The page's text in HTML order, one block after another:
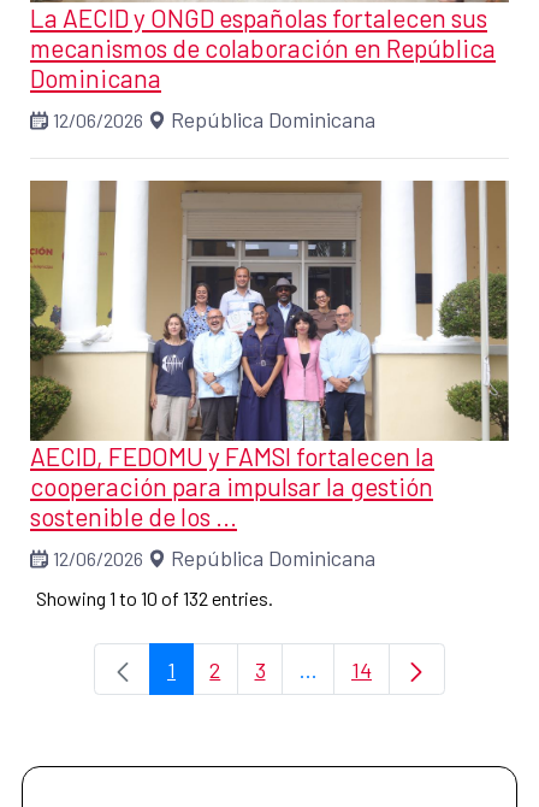
La AECID y ONGD españolas fortalecen sus
mecanismos de colaboración en República
Dominicana
12/06/2026 República Dominicana
AECID, FEDOMU y FAMSI fortalecen la
cooperación para impulsar la gestión
sostenible de los ...
12/06/2026 República Dominicana
Showing 1 to 10 of 132 entries.
Page
1 Page
2 Page
3 ...Intermediate Pages Use
Page
14